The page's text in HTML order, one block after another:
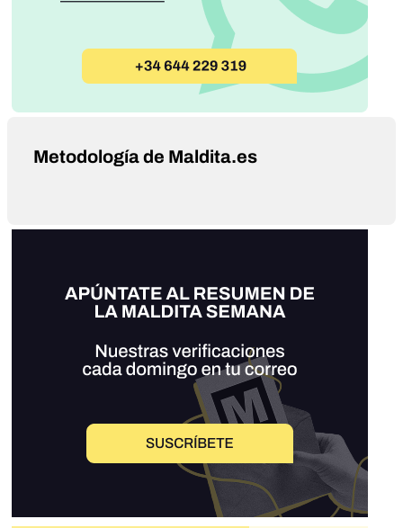
Metodología de Maldita.es